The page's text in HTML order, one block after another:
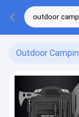
Outdoor